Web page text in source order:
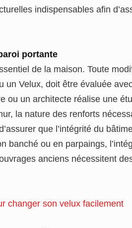
indispensables afin
portante
de la maison. Toute
un Velux, doit être évaluée
ou un architecte réalise une
la nature des renforts
que l’intégrité du
banché ou en parpaings,
anciens nécessitent
changer son velux facilement